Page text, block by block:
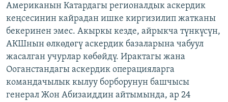
Американын Катардагы регионалдык аскердик
кеңсесинин кайрадан ишке киргизилип жатканы
бекеринен эмес. Акыркы кезде, айрыкча түнкүсүн,
АКШнын өлкөдөгү аскердик базаларына чабуул
жасалган учурлар көбөйдү. Ирактагы жана
Ооганстандагы аскердик операцияларга
командачылык кылуу борборунун башчысы
генерал Жон Абизаиддин айтымында, ар 24